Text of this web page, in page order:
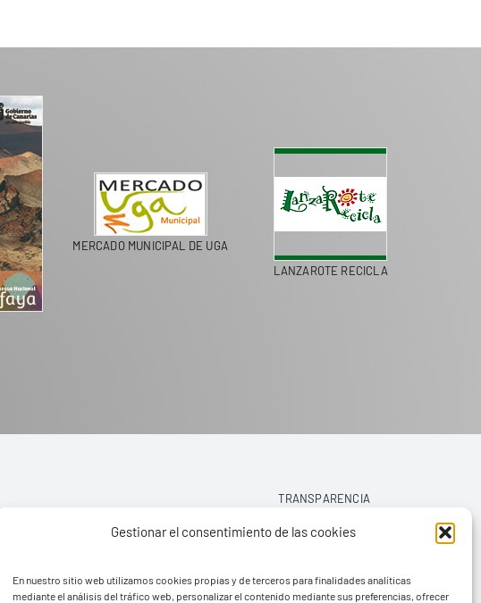
Gestionar el consentimiento de las cookies
En nuestro sitio web utilizamos cookies propias y de terceros para finalidades analíticas
mediante el análisis del tráfico web, personalizar el contenido mediante sus preferencias, ofrecer
MERCADO MUNICIPAL DE UGA
LANZAROTE RECICLA
TRANSPARENCIA
AVISO LEGAL
POLÍTICA DE PRIVACIDAD